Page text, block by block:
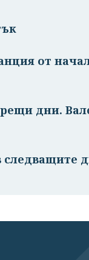
от
дни.
следващите